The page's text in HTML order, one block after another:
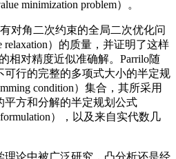
minimization problem）。
对角二次约束的全局二次优化问
relaxation）的质量，并证明了这样
的相对精度近似准确解。 Parrilo随
可行的完整的多项式大小的半定规
condition）集合，其所采用
平方和分解的半定规划公式
），以及来自实代数几